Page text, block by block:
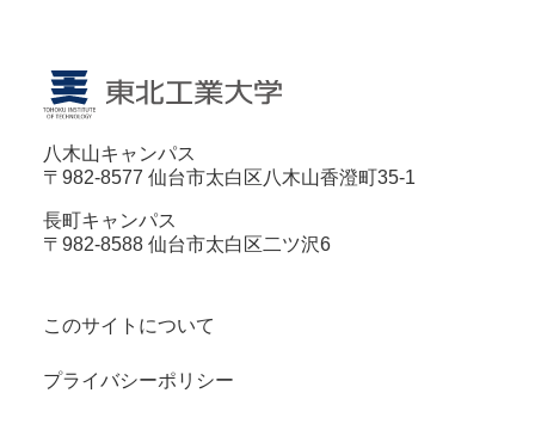
八木山キャンパス
〒982-8577 仙台市太白区八木山香澄町35-1
長町キャンパス
〒982-8588 仙台市太白区二ツ沢6
このサイトについて
プライバシーポリシー